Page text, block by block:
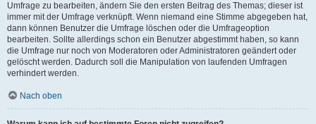
Umfrage zu bearbeiten, ändern Sie den ersten Beitrag des Themas; dieser ist
immer mit der Umfrage verknüpft. Wenn niemand eine Stimme abgegeben hat,
dann können Benutzer die Umfrage löschen oder die Umfrageoption
bearbeiten. Sollte allerdings schon ein Benutzer abgestimmt haben, so kann
die Umfrage nur noch von Moderatoren oder Administratoren geändert oder
gelöscht werden. Dadurch soll die Manipulation von laufenden Umfragen
verhindert werden.
Nach oben